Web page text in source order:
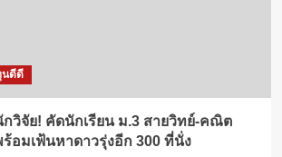
ดีดี
กวิจัย! คัดนักเรียน ม.3 สายวิทย์-คณิต
อมเฟ้นหาดาวรุ่งอีก 300 ที่นั่ง